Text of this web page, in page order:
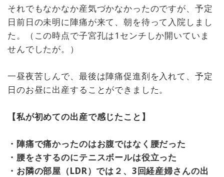
それでもなかなか産気づかなかったのですが、予定
日前日の未明に陣痛が来て、朝を待って入院しまし
た。（この時点で子宮孔は1センチしか開いていま
せんでしたが。）
一昼夜苦しんで、最後は陣痛促進剤を入れて、予定
日のお昼に出産することができました。
【私が初めての出産で感じたこと】
・陣痛で痛かったのはお腹ではなく腰だった
・腰をさするのにテニスボールは役立った
・お隣の部屋（LDR）では２、3回経産婦さんの出